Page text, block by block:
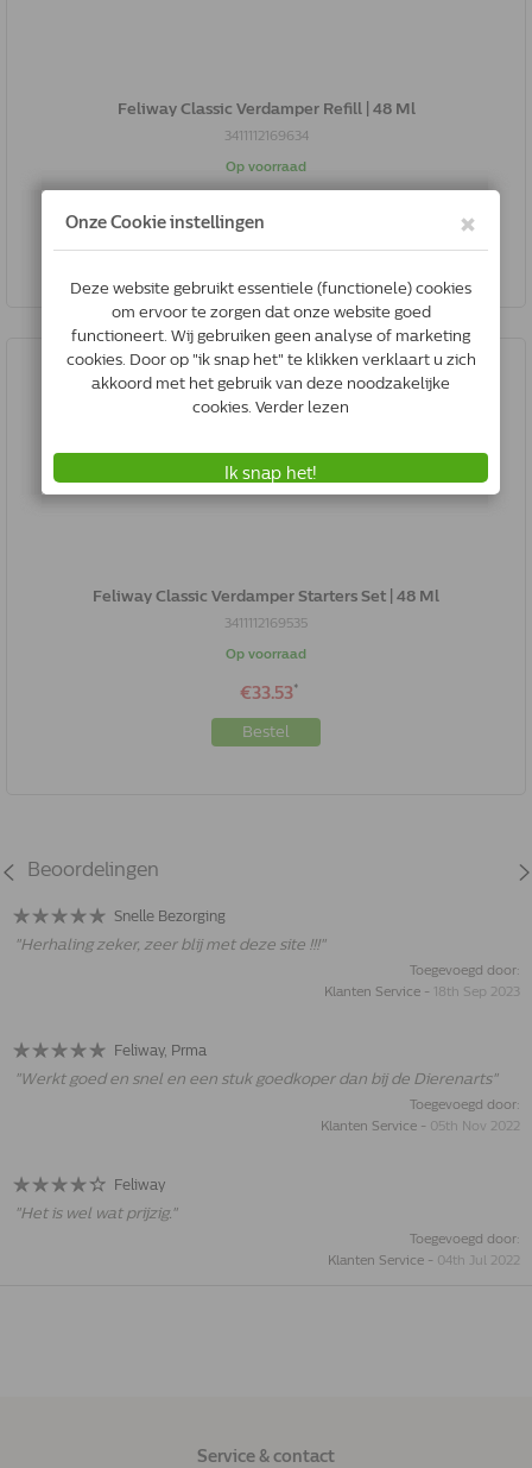
Feliway Classic Verdamper Refill | 48 Ml
3411112169634
Op voorraad
Feliway Classic Verdamper Starters Set | 48 Ml
3411112169535
Op voorraad
€33.53*
Bestel
Beoordelingen
Snelle Bezorging
"Herhaling zeker, zeer blij met deze site !!!"
Toegevoegd door:
Klanten Service - 18th Sep 2023
Feliway, Prma
"Werkt goed en snel en een stuk goedkoper dan bij de Dierenarts"
Toegevoegd door:
Klanten Service - 05th Nov 2022
Feliway
"Het is wel wat prijzig."
Toegevoegd door:
Klanten Service - 04th Jul 2022
Service & contact